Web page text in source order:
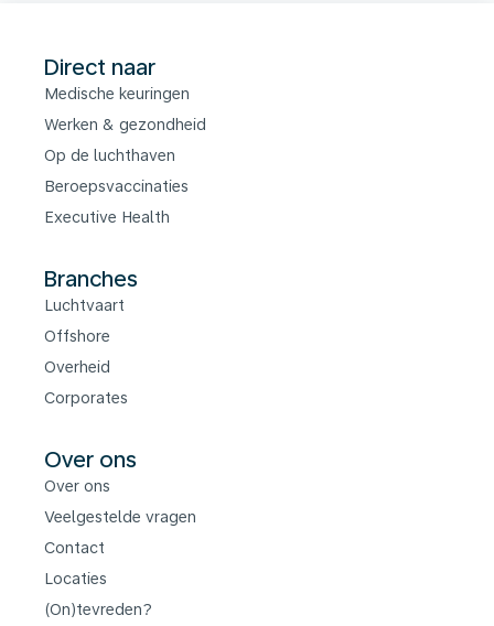
Direct naar
Medische keuringen
Werken & gezondheid
Op de luchthaven
Beroepsvaccinaties
Executive Health
Branches
Luchtvaart
Offshore
Overheid
Corporates
Over ons
Over ons
Veelgestelde vragen
Contact
Locaties
(On)tevreden?